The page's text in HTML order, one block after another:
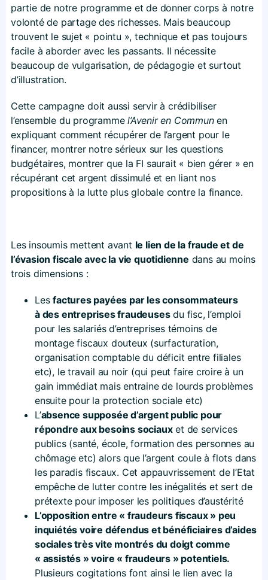
partie de notre programme et de donner corps à notre
volonté de partage des richesses. Mais beaucoup
trouvent le sujet « pointu », technique et pas toujours
facile à aborder avec les passants. Il nécessite
beaucoup de vulgarisation, de pédagogie et surtout
d’illustration.
Cette campagne doit aussi servir à crédibiliser
l’ensemble du programmel’Avenir en Communen
expliquant comment récupérer de l’argent pour le
financer, montrer notre sérieux sur les questions
budgétaires, montrer que la FI saurait « bien gérer » en
récupérant cet argent dissimulé et en liant nos
propositions à la lutte plus globale contre la finance.
Les insoumis mettent avant le lien de la fraude et de
l’évasion fiscale avec la vie quotidienne dans au moins
trois dimensions :
Lesfactures payées par les consommateurs
à des entreprises fraudeusesdu fisc, l’emploi
pour les salariés d’entreprises témoins de
montage fiscaux douteux (surfacturation,
organisation comptable du déficit entre filiales
etc), le travail au noir (qui peut faire croire à un
gain immédiat mais entraine de lourds problèmes
ensuite pour la protection sociale etc)
L’absence supposée d’argent public pour
répondre aux besoins sociauxet de services
publics (santé, école, formation des personnes au
chômage etc) alors que l’argent coule à flots dans
les paradis fiscaux. Cet appauvrissement de l’Etat
empêche de lutter contre les inégalités et sert de
prétexte pour imposer les politiques d’austérité
L’opposition entre « fraudeurs fiscaux » peu
inquiétés voire défendus et bénéficiaires d’aides
sociales très vite montrés du doigt comme
« assistés » voire « fraudeurs » potentiels.
Plusieurs cogitations font ainsi le lien avec la